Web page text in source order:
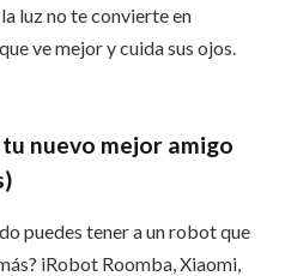
luz no te convierte en
ve mejor y cuida sus ojos.
nuevo mejor amigo
puedes tener a un robot que
iRobot Roomba, Xiaomi,